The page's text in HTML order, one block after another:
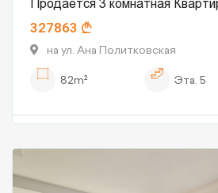
Продается 3 комнатная
327863
на ул. Ана Политковская
82m²
Эта. 5